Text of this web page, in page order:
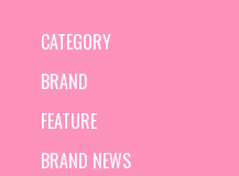
CATEGORY
BRAND
FEATURE
BRAND NEWS